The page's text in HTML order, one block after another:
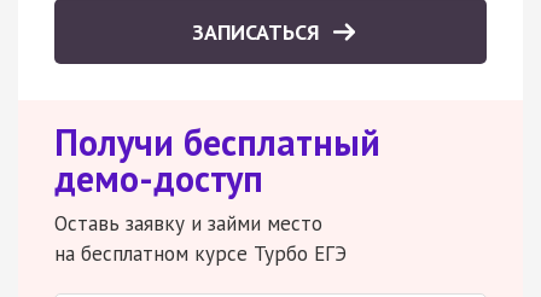
ЗАПИСАТЬСЯ
Получи бесплатный
демо-доступ
Оставь заявку и займи место
на бесплатном курсе Турбо ЕГЭ